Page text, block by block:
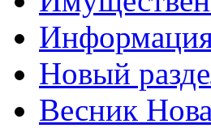
Новый
Весник